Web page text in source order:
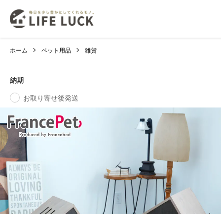
ホーム ペット用品 雑貨
納期
お取り寄せ後発送